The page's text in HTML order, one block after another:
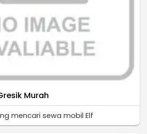
Murah
mencari sewa mobil Elf